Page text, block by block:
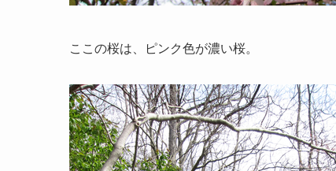
ここの桜は、ピンク色が濃い桜。